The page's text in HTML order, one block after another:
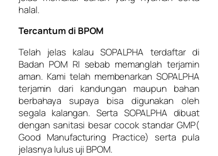
halal.
Tercantum di BPOM
Telah jelas kalau SOPALPHA terdaftar di
Badan POM RI sebab memanglah terjamin
aman. Kami telah membenarkan SOPALPHA
terjamin dari kandungan maupun bahan
berbahaya supaya bisa digunakan oleh
segala kalangan. Serta SOPALPHA dibuat
dengan sanitasi besar cocok standar GMP(
Good Manufacturing Practice) serta pula
jelasnya lulus uji BPOM.